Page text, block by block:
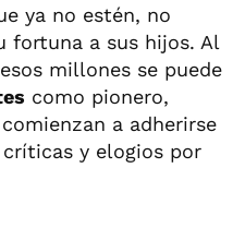
ya no estén, no
fortuna a sus hijos. Al
millones se puede
como pionero,
a adherirse
y elogios por